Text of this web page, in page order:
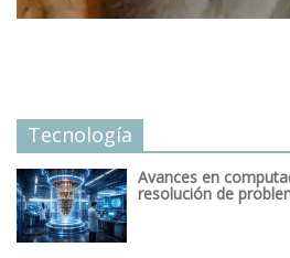
Tecnología
Avances en
resolución de